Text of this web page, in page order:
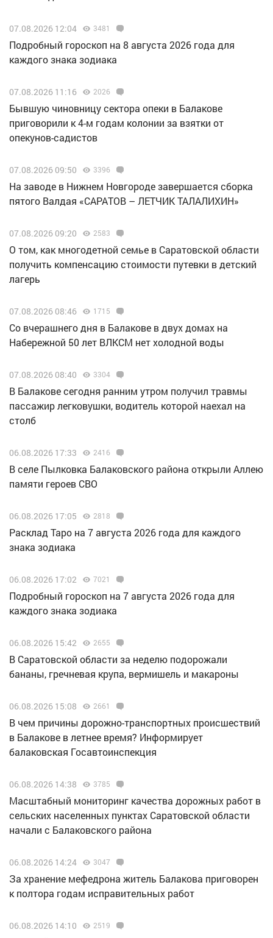
07.08.2026 12:04 3481
Подробный гороскоп на 8 августа 2026 года для
каждого знака зодиака
07.08.2026 11:16 2026
Бывшую чиновницу сектора опеки в Балакове
приговорили к 4-м годам колонии за взятки от
опекунов-садистов
07.08.2026 09:50 3396
Н️а заводе в Нижнем Новгороде завершается сборка
пятого Валдая «САРАТОВ – ЛЕТЧИК ТАЛАЛИХИН»
07.08.2026 09:20 2583
О том, как многодетной семье в Саратовской области
получить компенсацию стоимости путевки в детский
лагерь
07.08.2026 08:46 1715
Со вчерашнего дня в Балакове в двух домах на
Набережной 50 лет ВЛКСМ нет холодной воды
07.08.2026 08:40 3304
В Балакове сегодня ранним утром получил травмы
пассажир легковушки, водитель которой наехал на
столб
06.08.2026 17:33 2416
В селе Пылковка Балаковского района открыли Аллею
памяти героев СВО
06.08.2026 17:05 2818
Расклад Таро на 7 августа 2026 года для каждого
знака зодиака
06.08.2026 17:02 7021
Подробный гороскоп на 7 августа 2026 года для
каждого знака зодиака
06.08.2026 15:42 2655
В Саратовской области за неделю подорожали
бананы, гречневая крупа, вермишель и макароны
06.08.2026 15:08 2661
В чем причины дорожно-транспортных происшествий
в Балакове в летнее время? Информирует
балаковская Госавтоинспекция
06.08.2026 14:38 3785
Масштабный мониторинг качества дорожных работ в
сельских населенных пунктах Саратовской области
начали с Балаковского района
06.08.2026 14:24 3047
За хранение мефедрона житель Балакова приговорен
к полтора годам исправительных работ
06.08.2026 14:10 2519